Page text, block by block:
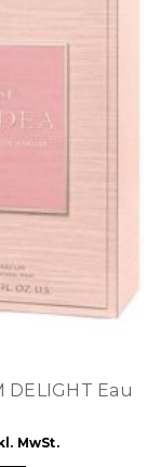
DELIGHT Eau
MwSt.